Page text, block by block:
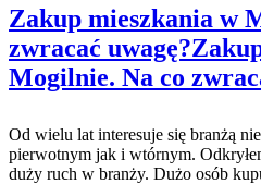
Zakup mieszkania w
zwracać uwagę?
Mogilnie. Na co
Od wielu lat interesuje się branżą
pierwotnym jak i wtórnym.
duży ruch w branży. Dużo osób